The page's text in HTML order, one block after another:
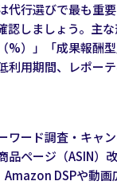
代行選びで最も重
認しましょう。主
%）」「成果報酬
利用期間、レポー
ワード調査・キャ
品ページ（ASIN）
DSPや動画